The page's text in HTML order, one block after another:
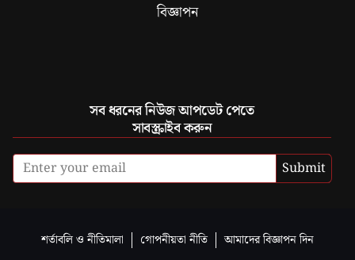
বিজ্ঞাপন
সব ধরনের নিউজ আপডেট পেতে
সাবস্ক্রাইব করুন
Submit
শর্তাবলি ও নীতিমালা গোপনীয়তা নীতি আমাদের বিজ্ঞাপন দিন